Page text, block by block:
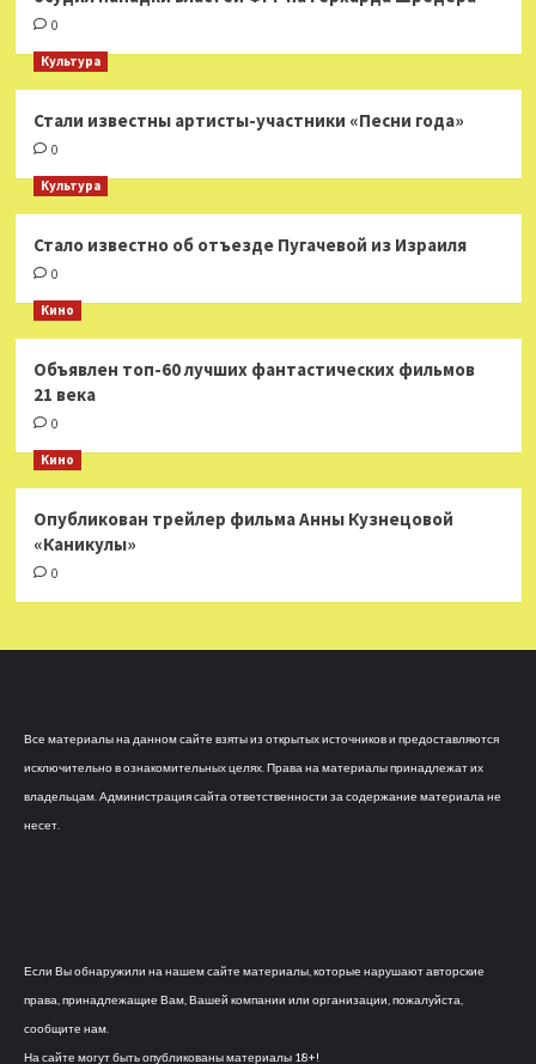
0
Культура
Стали известны артисты-участники «Песни года»
0
Культура
Стало известно об отъезде Пугачевой из Израиля
0
Кино
Объявлен топ-60 лучших фантастических фильмов
21 века
0
Кино
Опубликован трейлер фильма Анны Кузнецовой
«Каникулы»
0
Все материалы на данном сайте взяты из открытых источников и предоставляются
исключительно в ознакомительных целях. Права на материалы принадлежат их
владельцам. Администрация сайта ответственности за содержание материала не
несет.
Если Вы обнаружили на нашем сайте материалы, которые нарушают авторские
права, принадлежащие Вам, Вашей компании или организации, пожалуйста,
сообщите нам.
На сайте могут быть опубликованы материалы 18+!